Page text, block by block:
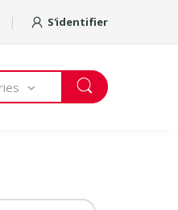
S'identifier